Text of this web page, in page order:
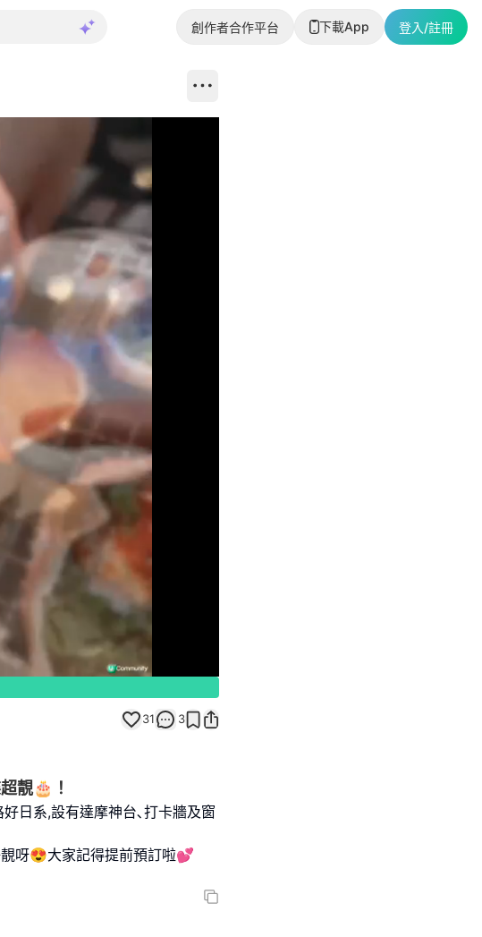
創作者合作平台 下載App 登入/註冊
31 3
靚🎂！
日系,設有達摩神台､打卡牆及窗
呀😍大家記得提前預訂啦💕